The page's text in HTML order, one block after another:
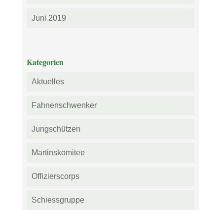
Juni 2019
Kategorien
Aktuelles
Fahnenschwenker
Jungschützen
Martinskomitee
Offizierscorps
Schiessgruppe